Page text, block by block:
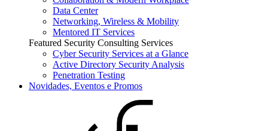
Data Center
Networking, Wireless & Mobility
Mentored IT Services
Featured Security Consulting Services
Cyber Security Services at a Glance
Active Directory Security Analysis
Penetration Testing
Novidades, Eventos e Promos